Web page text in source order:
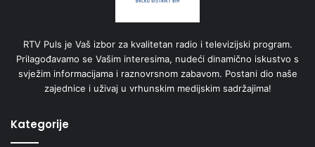
RTV Puls je Vaš izbor za kvalitetan radio i televizijski program.
Prilagođavamo se Vašim interesima, nudeći dinamično iskustvo s
svježim informacijama i raznovrsnom zabavom. Postani dio naše
zajednice i uživaj u vrhunskim medijskim sadržajima!
Kategorije